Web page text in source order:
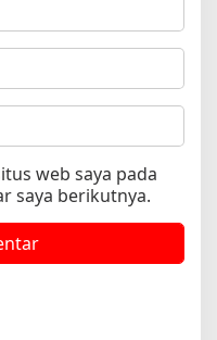
web saya pada
saya berikutnya.